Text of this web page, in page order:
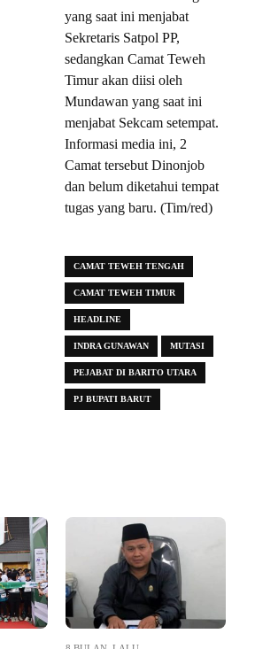
yang saat ini menjabat
Sekretaris Satpol PP,
sedangkan Camat Teweh
Timur akan diisi oleh
Mundawan yang saat ini
menjabat Sekcam setempat.
Informasi media ini, 2
Camat tersebut Dinonjob
dan belum diketahui tempat
tugas yang baru. (Tim/red)
CAMAT TEWEH TENGAH
CAMAT TEWEH TIMUR
HEADLINE
INDRA GUNAWAN MUTASI
PEJABAT DI BARITO UTARA
PJ BUPATI BARUT